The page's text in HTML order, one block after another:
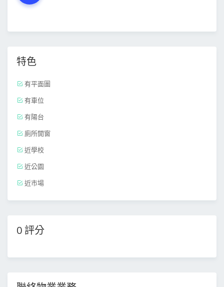
特色
有平面圖
有車位
有陽台
廁所開窗
近學校
近公園
近市場
0 評分